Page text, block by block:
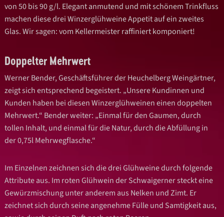
von 50 bis 90 g/l. Elegant anmutend und mit schönem Trinkfluss
machen diese drei Winzerglühweine Appetit auf ein zweites
Glas. Wir sagen: vom Kellermeister raffiniert komponiert!
Doppelter Mehrwert
Werner Bender, Geschäftsführer der Heuchelberg Weingärtner,
zeigt sich entsprechend begeistert. „Unsere Kundinnen und
Kunden haben bei diesen Winzerglühweinen einen doppelten
Mehrwert.“ Bender weiter: „Einmal für den Gaumen, durch
tollen Inhalt, und einmal für die Natur, durch die Abfüllung in
der 0,75l Mehrwegflasche.“
Im Einzelnen zeichnen sich die drei Glühweine durch folgende
Attribute aus. Im roten Glühwein der Schwaigerner steckt eine
Gewürzmischung unter anderem aus Nelken und Zimt. Er
zeichnet sich durch seine angenehme Fülle und Samtigkeit aus,